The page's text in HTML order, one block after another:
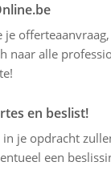
naar alle
en beslist!
je opdracht
een